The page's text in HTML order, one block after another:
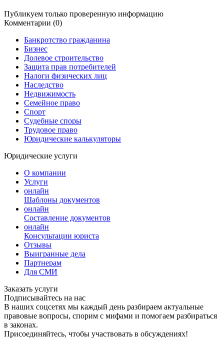
Публикуем только проверенную информацию
Комментарии (0)
Банкротство гражданина
Бизнес
Долевое строительство
Защита прав потребителей
Налоги физических лиц
Наследство
Недвижимость
Семейное право
Спорт
Судебные споры
Трудовое право
Юридические калькуляторы
Юридические услуги
О компании
Услуги
онлайн
Шаблоны документов
онлайн
Составление документов
онлайн
Консультации юриста
Отзывы
Выигранные дела
Партнерам
Для СМИ
Заказать услуги
Подписывайтесь на нас
В наших соцсетях мы каждый день разбираем актуальные
правовые вопросы, спорим с мифами и помогаем разбираться
в законах.
Присоединяйтесь, чтобы участвовать в обсуждениях!